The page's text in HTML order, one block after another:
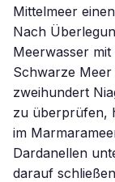
Mittelmeer
Nach
Meerwasser mit
Schwarze
zweihundert
zu überprüfen,
im
Dardanellen
darauf